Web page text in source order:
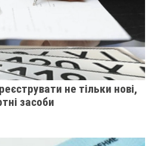
не тільки нові,
засоби